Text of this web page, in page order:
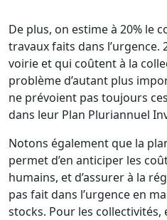
De plus, on estime à 20% le
travaux faits dans l’urgence.
voirie et qui coûtent à la
problème d’autant plus
ne prévoient pas toujours
dans leur Plan Pluriannuel
Notons également que la
permet d’en anticiper les
humains, et d’assurer à la
pas fait dans l’urgence en
stocks. Pour les